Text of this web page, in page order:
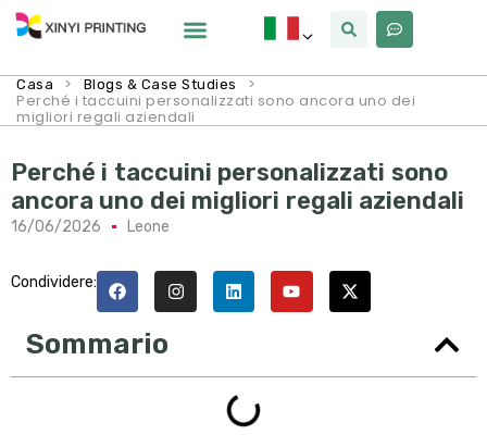
Casa > Blogs & Case Studies >
Perché i taccuini personalizzati sono ancora uno dei
migliori regali aziendali
Perché i taccuini personalizzati sono
ancora uno dei migliori regali aziendali
16/06/2026 Leone
Condividere:
Sommario